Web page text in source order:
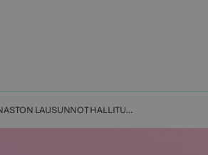
SANASTON LAUSUNNOT HALLITUKSEN ESITYKSESTÄ VALTION TALOUSARVIOKSI VUODELLE 2026